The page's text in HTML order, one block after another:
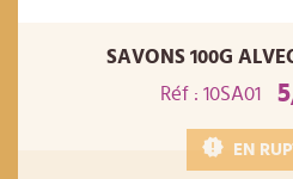
SAVONS 100G
Réf : 10SA01
EN